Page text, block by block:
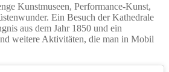
Kunstmuseen, Performance-Kunst,
Ein Besuch der Kathedrale
aus dem Jahr 1850 und ein
weitere Aktivitäten, die man in Mobil